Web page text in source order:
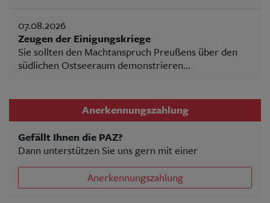
07.08.2026
Zeugen der Einigungskriege
Sie sollten den Machtanspruch Preußens über den
südlichen Ostseeraum demonstrieren...
Anerkennungszahlung
Gefällt Ihnen die PAZ?
Dann unterstützen Sie uns gern mit einer
Anerkennungszahlung